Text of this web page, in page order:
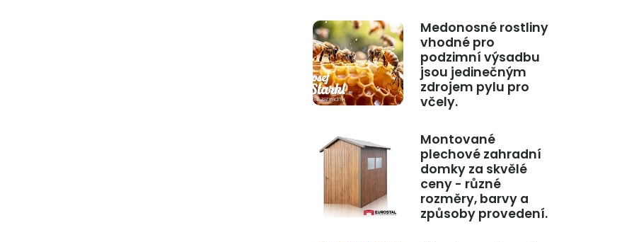
Medonosné rostliny
vhodné pro
podzimní výsadbu
jsou jedinečným
zdrojem pylu pro
včely.
Montované
plechové zahradní
domky za skvělé
ceny - různé
rozměry, barvy a
způsoby provedení.